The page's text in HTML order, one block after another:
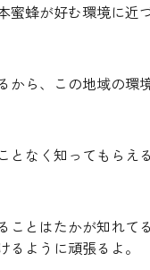
蜂が好む環境に近
ら、この地域の
なく知ってもらえ
ことはたかが知れ
ように頑張るよ。